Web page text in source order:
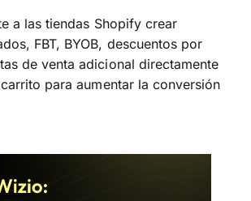
a las tiendas Shopify crear
FBT, BYOB, descuentos por
de venta adicional directamente
para aumentar la conversión